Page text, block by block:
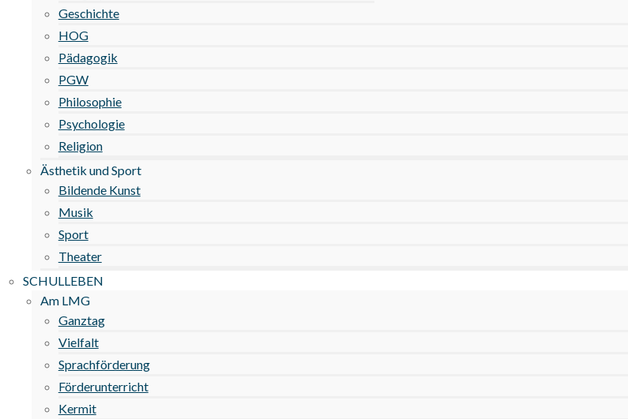
Geschichte
HOG
Pädagogik
PGW
Philosophie
Psychologie
Religion
Ästhetik und Sport
Bildende Kunst
Musik
Sport
Theater
SCHULLEBEN
Am LMG
Ganztag
Vielfalt
Sprachförderung
Förderunterricht
Kermit